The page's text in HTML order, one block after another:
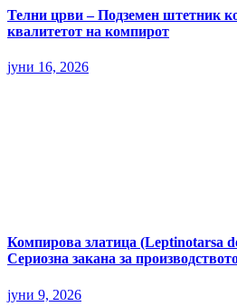
Телни црви – Подземен штетник
квалитетот на компирот
јуни 16, 2026
Компирова златица (Leptinotarsa
Сериозна закана за
јуни 9, 2026